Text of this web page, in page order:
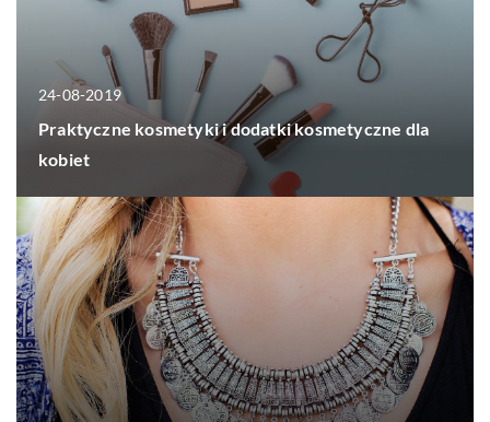
24-08-2019
Praktyczne kosmetyki i dodatki kosmetyczne dla
kobiet